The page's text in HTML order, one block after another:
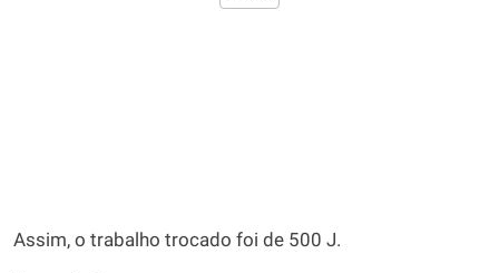
Assim, o trabalho trocado foi de 500 J.